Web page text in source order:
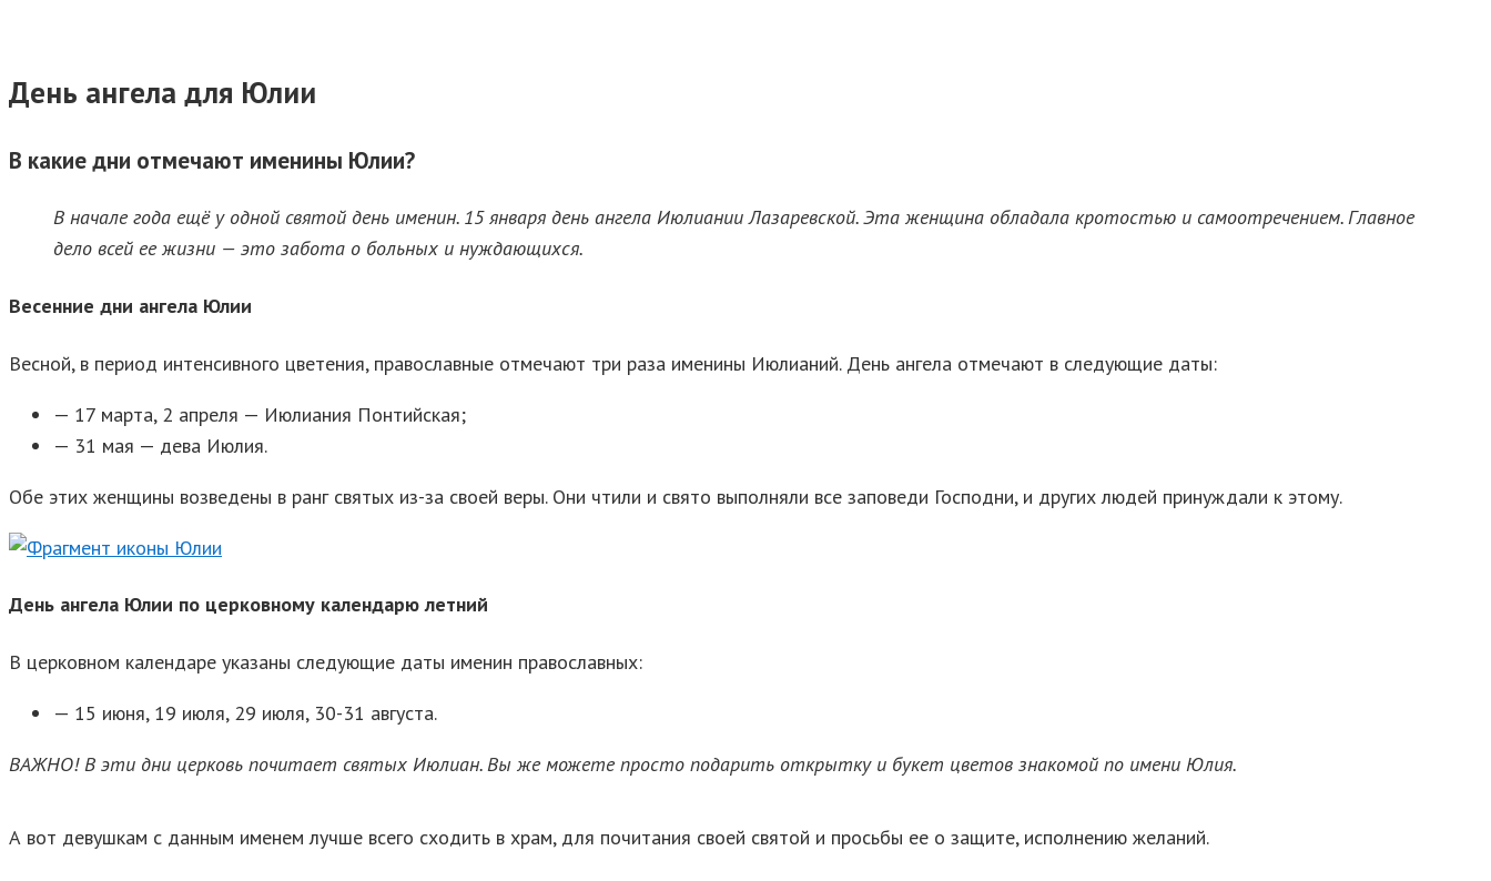
День ангела для Юлии
В какие дни отмечают именины Юлии?
В начале года ещё у одной святой день именин. 15 января день ангела Июлиании Лазаревской. Эта женщина обладала кротостью и самоотречением. Главное
дело всей ее жизни — это забота о больных и нуждающихся.
Весенние дни ангела Юлии
Весной, в период интенсивного цветения, православные отмечают три раза именины Июлианий. День ангела отмечают в следующие даты:
— 17 марта, 2 апреля — Июлиания Понтийская;
— 31 мая — дева Июлия.
Обе этих женщины возведены в ранг святых из-за своей веры. Они чтили и свято выполняли все заповеди Господни, и других людей принуждали к этому.
День ангела Юлии по церковному календарю летний
В церковном календаре указаны следующие даты именин православных:
— 15 июня, 19 июля, 29 июля, 30-31 августа.
ВАЖНО! В эти дни церковь почитает святых Июлиан. Вы же можете просто подарить открытку и букет цветов знакомой по имени Юлия.
А вот девушкам с данным именем лучше всего сходить в храм, для почитания своей святой и просьбы ее о защите, исполнению желаний.